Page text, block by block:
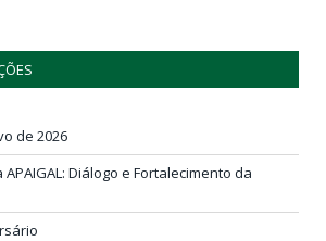
de 2026
Diálogo e Fortalecimento da